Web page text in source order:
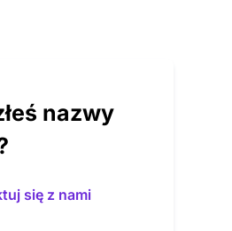
nazwy
się z nami